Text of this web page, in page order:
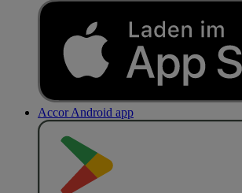
Accor Android app